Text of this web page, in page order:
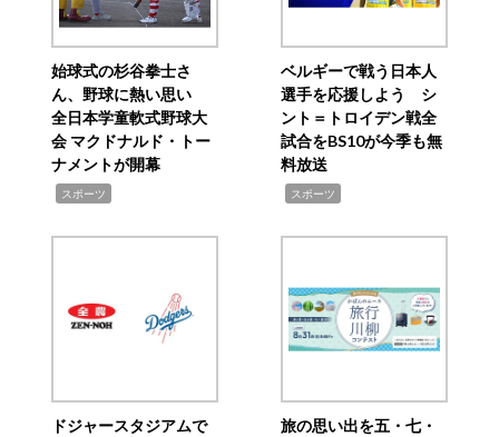
始球式の杉谷拳士さ
ん、野球に熱い思い
全日本学童軟式野球大
会 マクドナルド・トー
ナメントが開幕
スポーツ
ベルギーで戦う日本人
選手を応援しよう シ
ント＝トロイデン戦全
試合をBS10が今季も無
料放送
スポーツ
ドジャースタジアムで 旅の思い出を五・七・